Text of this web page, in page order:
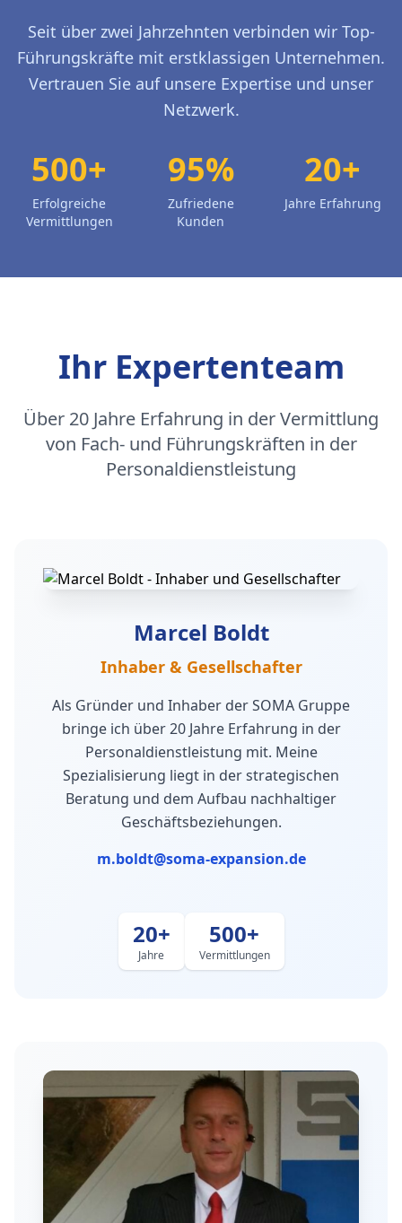
Seit über zwei Jahrzehnten verbinden wir Top-
Führungskräfte mit erstklassigen Unternehmen.
Vertrauen Sie auf unsere Expertise und unser
Netzwerk.
500+
Erfolgreiche
Vermittlungen
95%
Zufriedene
Kunden
20+
Jahre Erfahrung
Ihr Expertenteam
Über 20 Jahre Erfahrung in der Vermittlung
von Fach- und Führungskräften in der
Personaldienstleistung
Marcel Boldt
Inhaber & Gesellschafter
Als Gründer und Inhaber der SOMA Gruppe
bringe ich über 20 Jahre Erfahrung in der
Personaldienstleistung mit. Meine
Spezialisierung liegt in der strategischen
Beratung und dem Aufbau nachhaltiger
Geschäftsbeziehungen.
m.boldt@soma-expansion.de
20+
Jahre
500+
Vermittlungen